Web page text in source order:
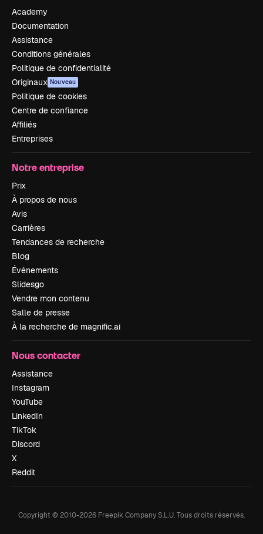
Academy
Documentation
Assistance
Conditions générales
Politique de confidentialité
Originaux Nouveau
Politique de cookies
Centre de confiance
Affiliés
Entreprises
Notre entreprise
Prix
À propos de nous
Avis
Carrières
Tendances de recherche
Blog
Événements
Slidesgo
Vendre mon contenu
Salle de presse
À la recherche de magnific.ai
Nous contacter
Assistance
Instagram
YouTube
LinkedIn
TikTok
Discord
X
Reddit
Copyright © 2010-2026 Freepik Company S.L.U.Tous droits réservés.